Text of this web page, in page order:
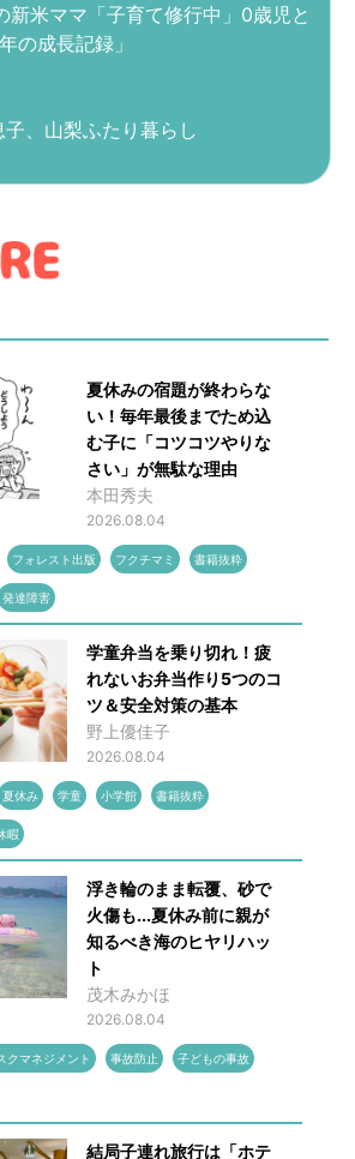
新米ママ「子育て修行中」0歳児と
の成長記録」
子、山梨ふたり暮らし
夏休みの宿題が終わらな
い！毎年最後までため込
む子に「コツコツやりな
さい」が無駄な理由
本田秀夫
2026.08.04
フォレスト出版 フクチマミ 書籍抜粋
発達障害
学童弁当を乗り切れ！疲
れないお弁当作り5つのコ
ツ＆安全対策の基本
野上優佳子
2026.08.04
夏休み 学童 小学館 書籍抜粋
暇
浮き輪のまま転覆、砂で
火傷も...夏休み前に親が
知るべき海のヒヤリハッ
ト
茂木みかほ
2026.08.04
クマネジメント 事故防止 子どもの事故
結局子連れ旅行は「ホテ